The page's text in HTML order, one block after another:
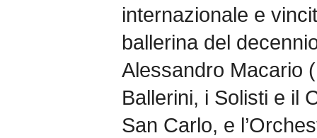
internazionale e
ballerina del
Alessandro Macario
Ballerini, i Solisti e il
San Carlo, e